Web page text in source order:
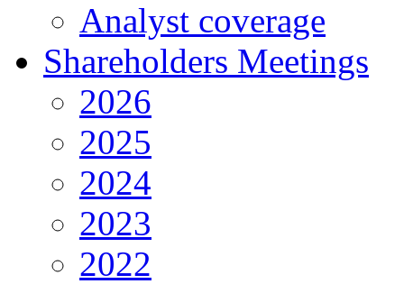
Analyst coverage
Shareholders Meetings
2026
2025
2024
2023
2022